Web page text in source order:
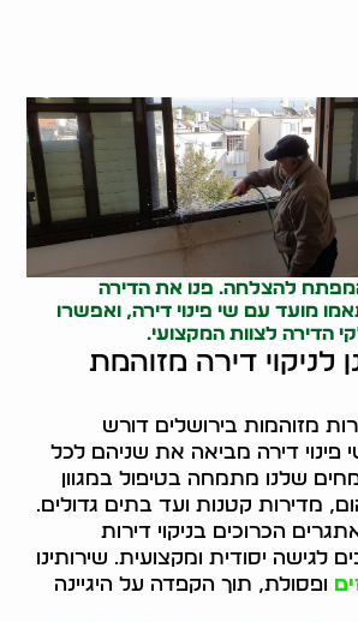
להצלחה. פנו את הדירה
מועד עם שי פינוי דירה, ואפשרו
הדירה לצוות המקצועי.
לניקוי דירה מזוהמת
מזוהמות בירושלים דורש
פינוי דירה מביאה את שניהם לכל
שלנו מתמחה בטיפול במגוון
מדירות קטנות ועד בתים גדולים.
הכרוכים בניקוי דירות
לגישה יסודית ומקצועית. שירותינו
ופסולת, תוך הקפדה על היגיינה